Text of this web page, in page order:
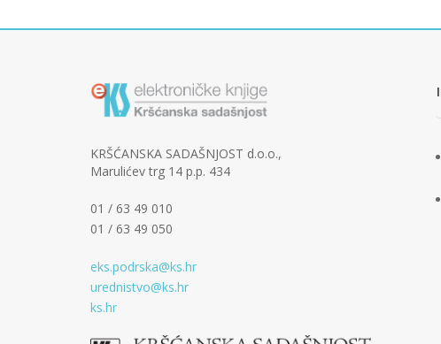
KRŠĆANSKA SADAŠNJOST d.o.o.,
Marulićev trg 14 p.p. 434
01 / 63 49 010
01 / 63 49 050
eks.podrska@ks.hr
urednistvo@ks.hr
ks.hr